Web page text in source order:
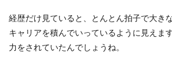
経歴だけ見ていると、とんとん拍子で大き
キャリアを積んでいっているように見えま
力をされていたんでしょうね。